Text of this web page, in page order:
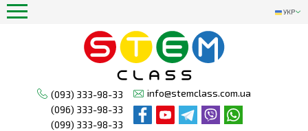
УКР
(093) 333-98-33
(096) 333-98-33
(099) 333-98-33
info@stemclass.com.ua